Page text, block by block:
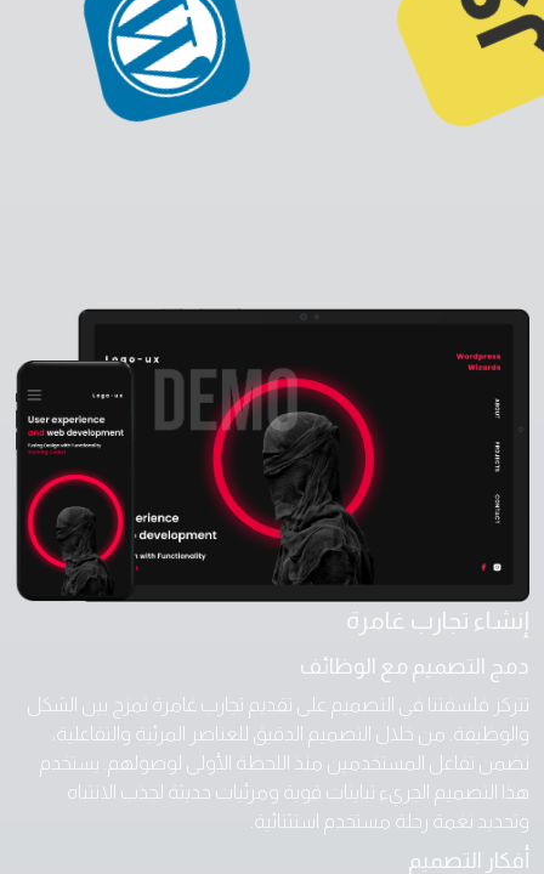
إنشاء تجارب غامرة
دمج التصميم مع الوظائف
تتركز فلسفتنا في التصميم على تقديم تجارب غامرة تمزج بين الشكل
والوظيفة. من خلال التصميم الدقيق للعناصر المرئية والتفاعلية،
نضمن تفاعل المستخدمين منذ اللحظة الأولى لوصولهم. يستخدم
هذا التصميم الجريء تباينات قوية ومرئيات حديثة لجذب الانتباه
وتحديد نغمة رحلة مستخدم استثنائية.
أفكار التصميم